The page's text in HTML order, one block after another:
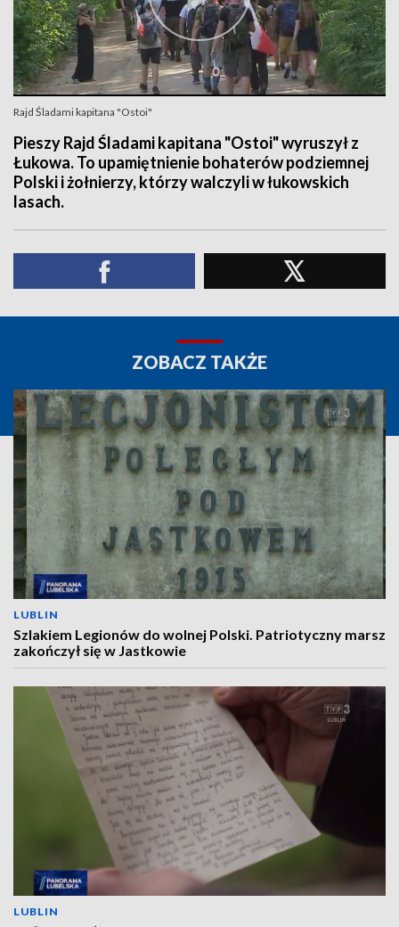
Rajd Śladami kapitana "Ostoi"
Pieszy Rajd Śladami kapitana "Ostoi" wyruszył z
Łukowa. To upamiętnienie bohaterów podziemnej
Polski i żołnierzy, którzy walczyli w łukowskich
lasach.
ZOBACZ TAKŻE
LUBLIN
Szlakiem Legionów do wolnej Polski. Patriotyczny marsz
zakończył się w Jastkowie
LUBLIN